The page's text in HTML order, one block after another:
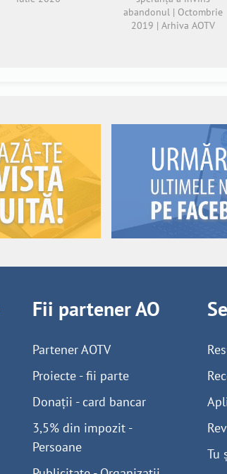
abandonul | Octombrie
2019 | Arhiva AOTV
Fii partener AO
Partener AOTV
Proiecte - fii parte
Donații - card bancar
3,5% din impozit -
Persoane
Tu